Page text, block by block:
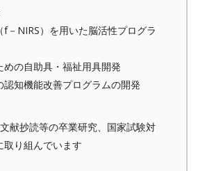
NIRS）を用いた脳活性プログラ
の自助具・福祉用具開発
知機能改善プログラムの開発
献抄読等の卒業研究、国家試験対
り組んでいます